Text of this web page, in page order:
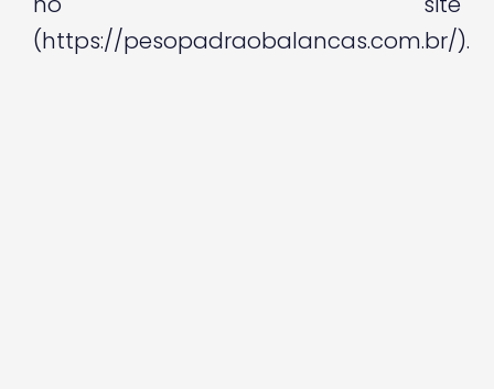
(https://pesopadraobalancas.com.br/).